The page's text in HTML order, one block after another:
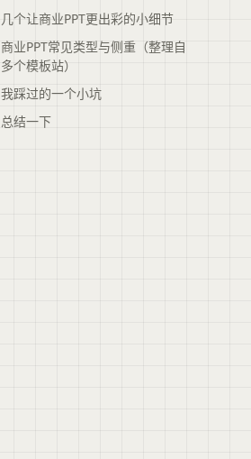
几个让商业PPT更出彩的小细节
商业PPT常见类型与侧重（整理自
多个模板站）
我踩过的一个小坑
总结一下